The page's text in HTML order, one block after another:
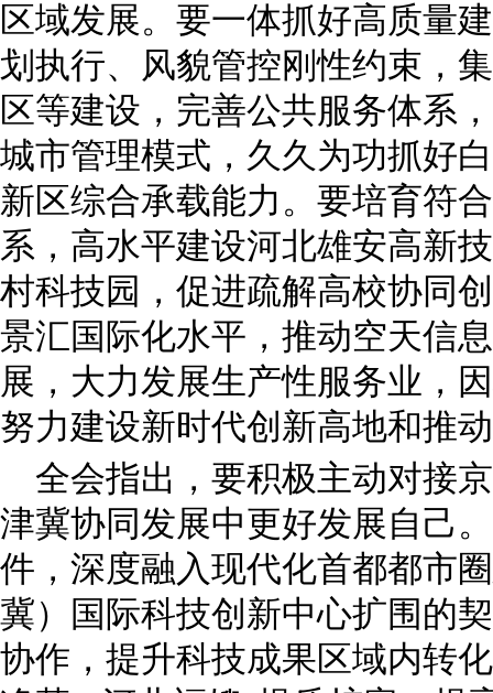
区域发展。要一体抓好高质量
划执行、风貌管控刚性约束，
区等建设，完善公共服务体系
城市管理模式，久久为功抓好
新区综合承载能力。要培育符
系，高水平建设河北雄安高新
村科技园，促进疏解高校协同
景汇国际化水平，推动空天信
展，大力发展生产性服务业，
努力建设新时代创新高地和推
全会指出，要积极主动对接
津冀协同发展中更好发展自己
件，深度融入现代化首都都市
冀）国际科技创新中心扩围的
协作，提升科技成果区域内转